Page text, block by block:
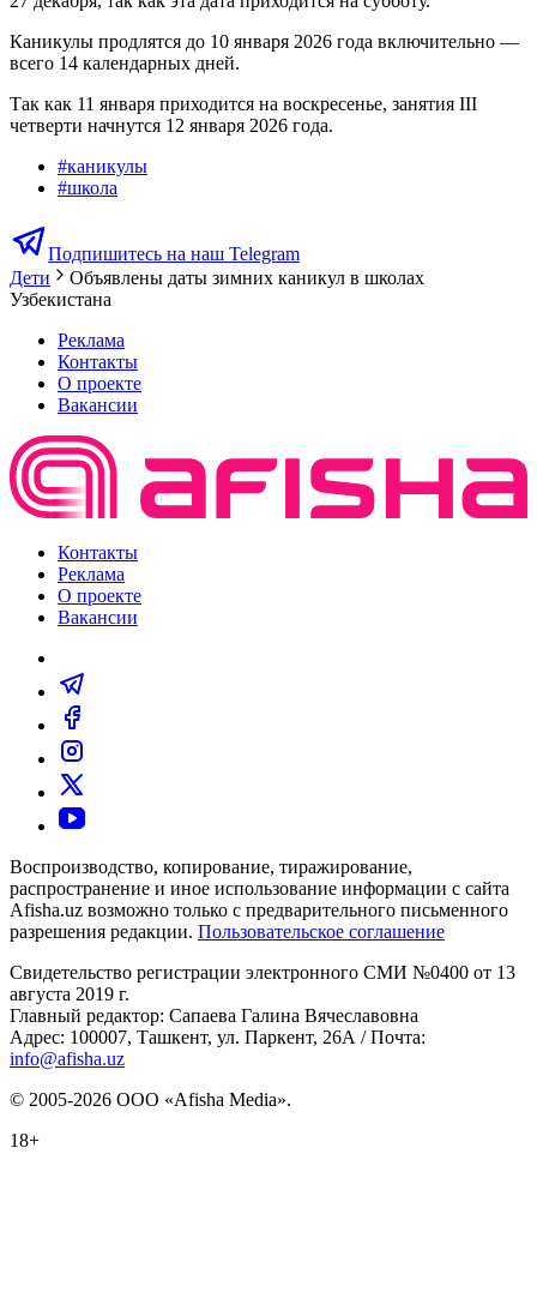
Каникулы продлятся до 10 января 2026 года включительно —
всего 14 календарных дней.
Так как 11 января приходится на воскресенье, занятия III
четверти начнутся 12 января 2026 года.
#каникулы
#школа
Подпишитесь на наш Telegram
Дети
Объявлены даты зимних каникул в школах
Узбекистана
Реклама
Контакты
О проекте
Вакансии
Контакты
Реклама
О проекте
Вакансии
Воспроизводство, копирование, тиражирование,
распространение и иное использование информации с сайта
Afisha.uz возможно только с предварительного письменного
разрешения редакции. Пользовательское соглашение
Свидетельство регистрации электронного СМИ №0400 от 13
августа 2019 г.
Главный редактор: Сапаева Галина Вячеславовна
Адрес: 100007, Ташкент, ул. Паркент, 26А / Почта:
info@afisha.uz
© 2005-2026 ООО «Afisha Media».
18+